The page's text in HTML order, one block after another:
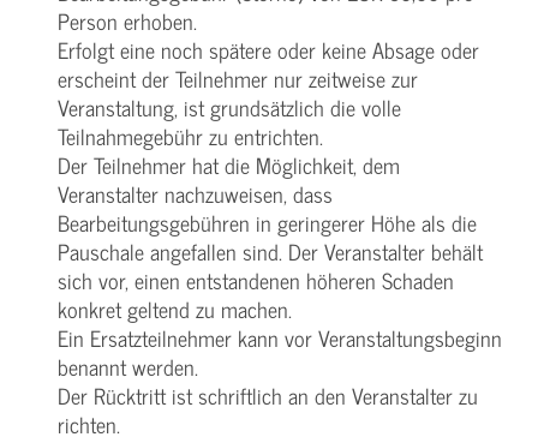
Person erhoben.
Erfolgt eine noch spätere oder keine Absage oder
erscheint der Teilnehmer nur zeitweise zur
Veranstaltung, ist grundsätzlich die volle
Teilnahmegebühr zu entrichten.
Der Teilnehmer hat die Möglichkeit, dem
Veranstalter nachzuweisen, dass
Bearbeitungsgebühren in geringerer Höhe als die
Pauschale angefallen sind. Der Veranstalter behält
sich vor, einen entstandenen höheren Schaden
konkret geltend zu machen.
Ein Ersatzteilnehmer kann vor Veranstaltungsbeginn
benannt werden.
Der Rücktritt ist schriftlich an den Veranstalter zu
richten.